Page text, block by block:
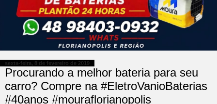
sexta-feira, 8 de fevereiro de 2019
Procurando a melhor bateria para seu
carro? Compre na #EletroVanioBaterias
#40anos #mouraflorianopolis